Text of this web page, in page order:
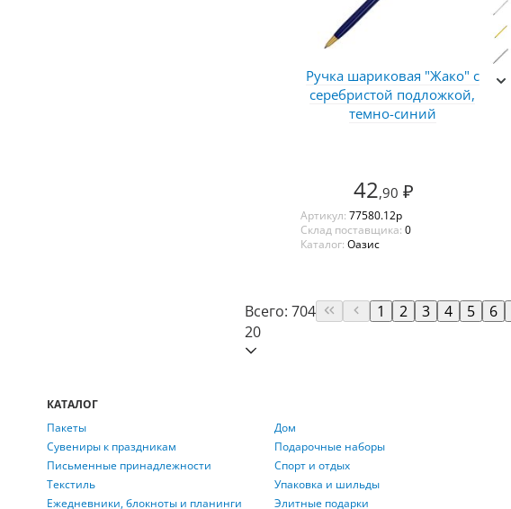
Ручка шариковая "Жако" с
серебристой подложкой,
темно-синий
42,90 ₽
Артикул: 77580.12p
Склад поставщика: 0
Каталог: Оазис
Всего: 704 1 2 3 4 5 6
20
КАТАЛОГ
Пакеты
Сувениры к праздникам
Письменные принадлежности
Текстиль
Ежедневники, блокноты и планинги
Дом
Подарочные наборы
Спорт и отдых
Упаковка и шильды
Элитные подарки